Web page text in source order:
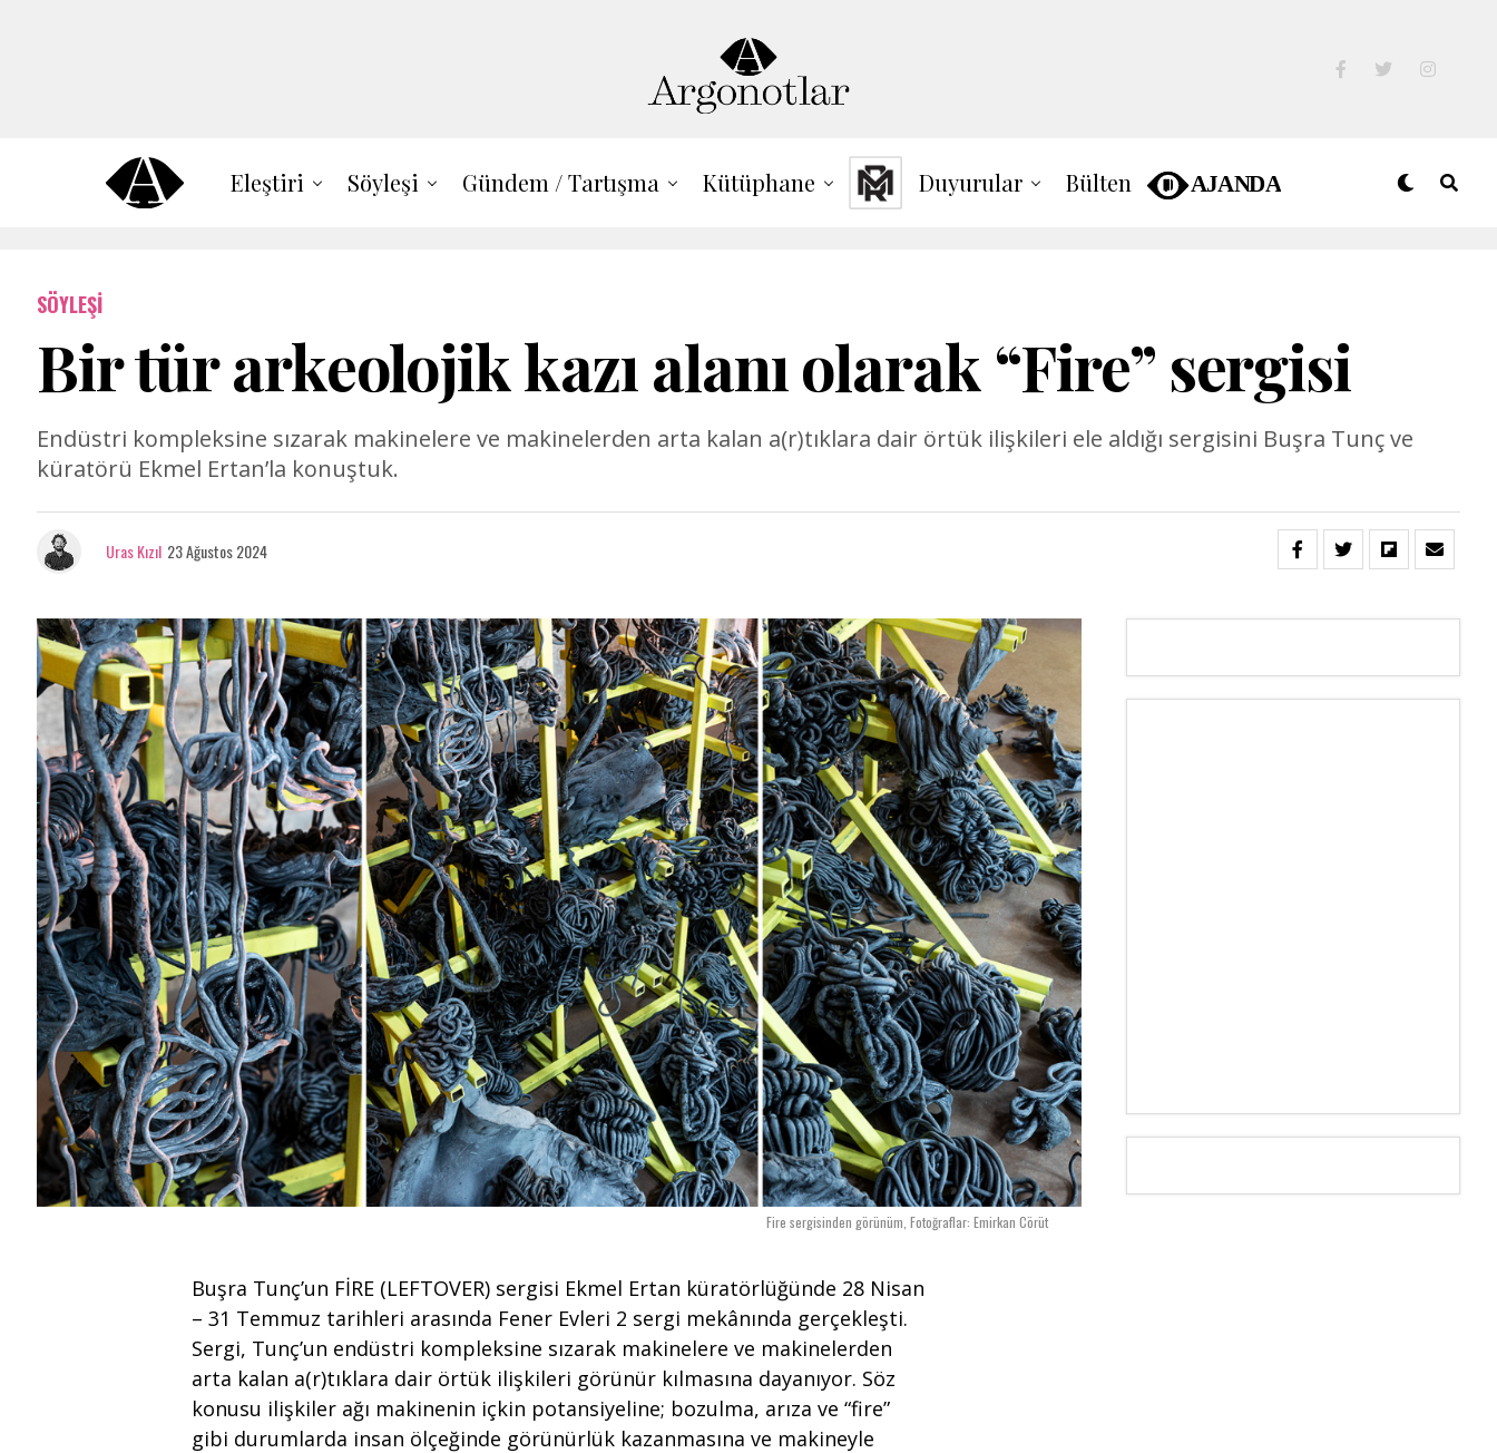
Eleştiri Söyleşi Gündem / Tartışma Kütüphane Duyurular Bülten
SÖYLEŞI
Bir tür arkeolojik kazı alanı olarak “Fire” sergisi
Endüstri kompleksine sızarak makinelere ve makinelerden arta kalan a(r)tıklara dair örtük ilişkileri ele aldığı sergisini Buşra Tunç ve
küratörü Ekmel Ertan’la konuştuk.
Uras Kızıl 23 Ağustos 2024
Fire sergisinden görünüm, Fotoğraflar: Emirkan Cörüt
Buşra Tunç’un FİRE (LEFTOVER) sergisi Ekmel Ertan küratörlüğünde 28 Nisan
– 31 Temmuz tarihleri arasında Fener Evleri 2 sergi mekânında gerçekleşti.
Sergi, Tunç’un endüstri kompleksine sızarak makinelere ve makinelerden
arta kalan a(r)tıklara dair örtük ilişkileri görünür kılmasına dayanıyor. Söz
konusu ilişkiler ağı makinenin içkin potansiyeline; bozulma, arıza ve “fire”
gibi durumlarda insan ölçeğinde görünürlük kazanmasına ve makineyle